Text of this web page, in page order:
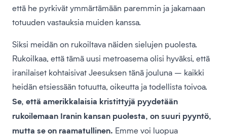
että he pyrkivät ymmärtämään paremmin ja jakamaan
totuuden vastauksia muiden kanssa.
Siksi meidän on rukoiltava näiden sielujen puolesta.
Rukoilkaa, että tämä uusi metroasema olisi hyväksi, että
iranilaiset kohtaisivat Jeesuksen tänä jouluna – kaikki
heidän etsiessään totuutta, oikeutta ja todellista toivoa.
Se, että amerikkalaisia kristittyjä pyydetään
rukoilemaan Iranin kansan puolesta, on suuri pyyntö,
mutta se on raamatullinen. Emme voi luopua